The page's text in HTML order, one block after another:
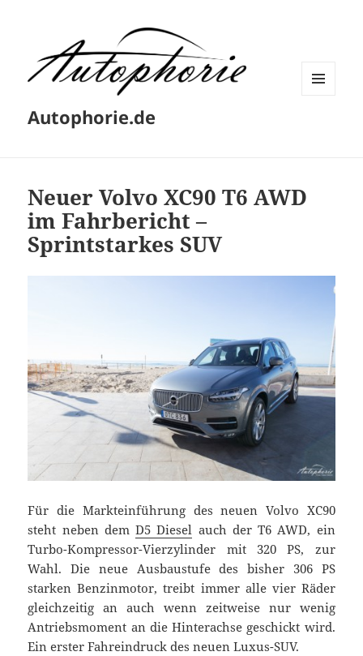
Autophorie.de
Neuer Volvo XC90 T6 AWD
im Fahrbericht –
Sprintstarkes SUV
Für die Markteinführung des neuen Volvo XC90
steht neben demD5 Diesel auch der T6 AWD, ein
Turbo-Kompressor-Vierzylinder mit 320 PS, zur
Wahl. Die neue Ausbaustufe des bisher 306 PS
starken Benzinmotor, treibt immer alle vier Räder
gleichzeitig an auch wenn zeitweise nur wenig
Antriebsmoment an die Hinterachse geschickt wird.
Ein erster Fahreindruck des neuen Luxus-SUV.